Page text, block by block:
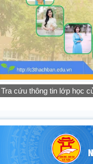
Tra cứu thông tin lớp học